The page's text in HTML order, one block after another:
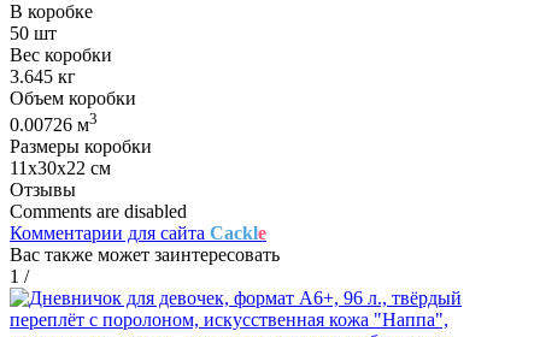
В коробке
50 шт
Вес коробки
3.645 кг
Объем коробки
0.00726 м3
Размеры коробки
11х30х22 см
Отзывы
Comments are disabled
Комментарии для сайта Cackle
Вас также может заинтересовать
1 /